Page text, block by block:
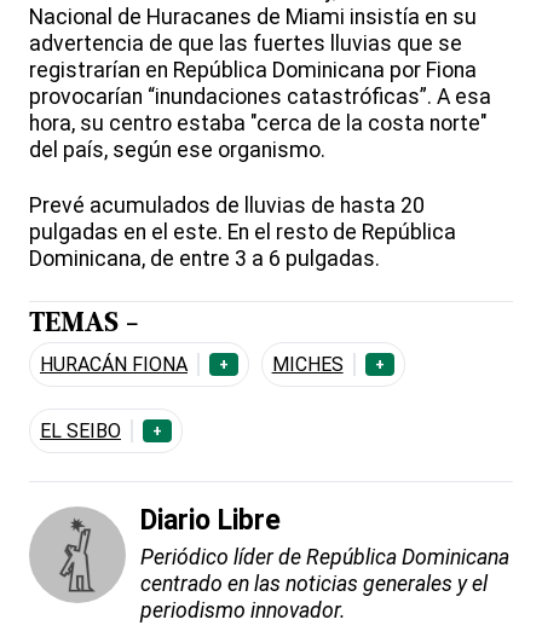
Nacional de Huracanes de Miami insistía en su
advertencia de que las fuertes lluvias que se
registrarían en República Dominicana por Fiona
provocarían “inundaciones catastróficas”. A esa
hora, su centro estaba "cerca de la costa norte"
del país, según ese organismo.
Prevé acumulados de lluvias de hasta 20
pulgadas en el este. En el resto de República
Dominicana, de entre 3 a 6 pulgadas.
TEMAS -
HURACÁN FIONA + MICHES +
EL SEIBO +
Diario Libre
Periódico líder de República Dominicana
centrado en las noticias generales y el
periodismo innovador.